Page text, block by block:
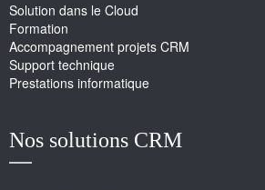
Solution dans le Cloud
Formation
Accompagnement projets CRM
Support technique
Prestations informatique
Nos solutions CRM